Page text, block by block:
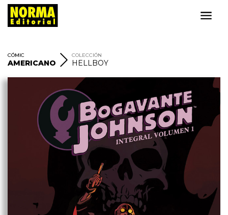
CÓMIC
AMERICANO
COLECCIÓN
HELLBOY